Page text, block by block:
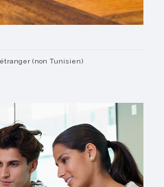
(non Tunisien)